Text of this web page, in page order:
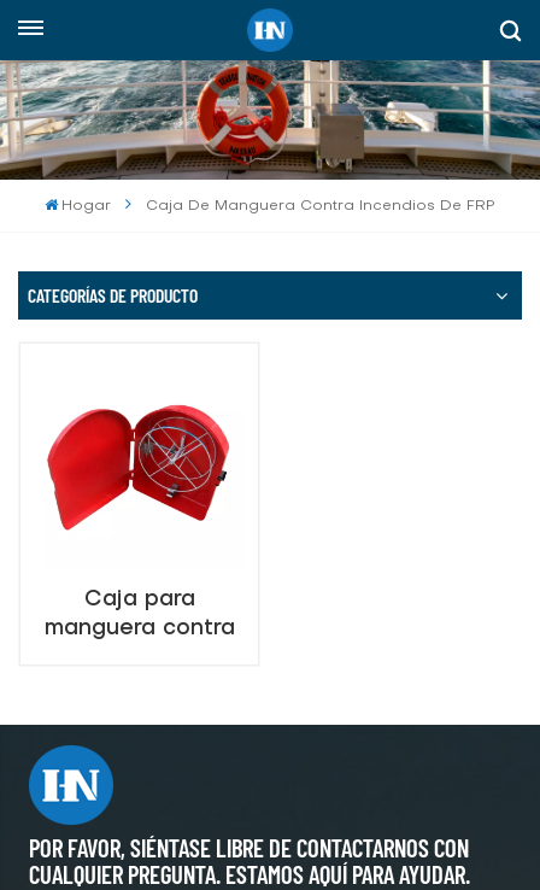
Español
English
русский
Hogar Caja De Manguera Contra Incendios De FRP
CATEGORÍAS DE PRODUCTO
Caja para
manguera contra
Contenedor para
manguera contra
incendios
POR FAVOR, SIÉNTASE LIBRE DE CONTACTARNOS CON
CUALQUIER PREGUNTA. ESTAMOS AQUÍ PARA AYUDAR.